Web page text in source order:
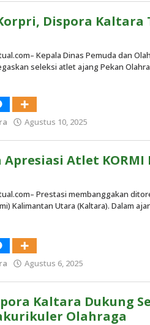
Dispora Kaltara
Kepala Dinas Pemuda dan
seleksi atlet ajang Pekan
Agustus 10, 2025
Atlet KORMI
Prestasi membanggakan
Kalimantan Utara (Kaltara). Dalam
Agustus 6, 2025
Kaltara Dukung
Olahraga